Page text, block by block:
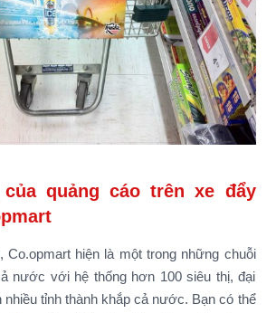
quảng cáo trên xe đẩy
Co.opmart hiện là một trong những chuỗi
nước với hệ thống hơn 100 siêu thị, đại
nhiều tỉnh thành khắp cả nước. Bạn có thể